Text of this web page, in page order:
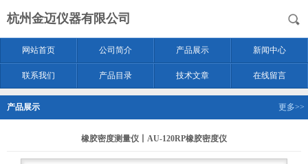
杭州金迈仪器有限公司
网站首页 公司简介 产品展示 新闻中心
联系我们 产品目录 技术文章 在线留言
产品展示 更多>>
橡胶密度测量仪丨AU-120RP橡胶密度仪